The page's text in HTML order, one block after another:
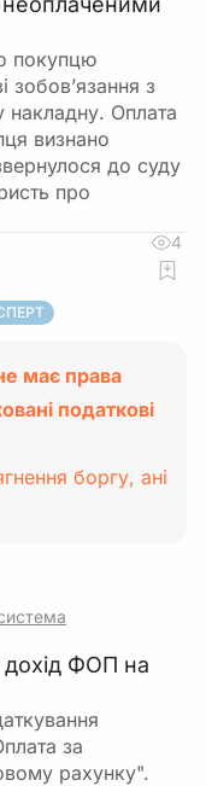
покупцю
зобов’язання з
накладну. Оплата
визнано
до суду
про
4
має права
податкові
боргу, ані
дохід ФОП на
за
рахунку".